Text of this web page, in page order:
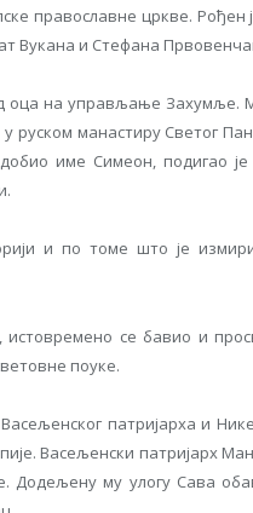
православне цркве.
Вукана и Стефана
оца на управљање Захумље.
руском манастиру Светог
име Симеон, подигао
и по томе што је
се бавио и
поуке.
патријарха и
Васељенски патријарх
Додељену му улогу Сава